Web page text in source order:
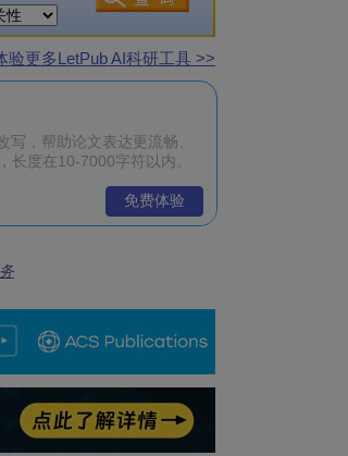
验更多LetPub AI科研工具 >>
免费体验